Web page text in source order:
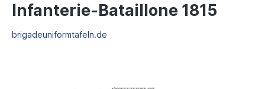
Infanterie-Bataillone 1815
brigadeuniformtafeln.de